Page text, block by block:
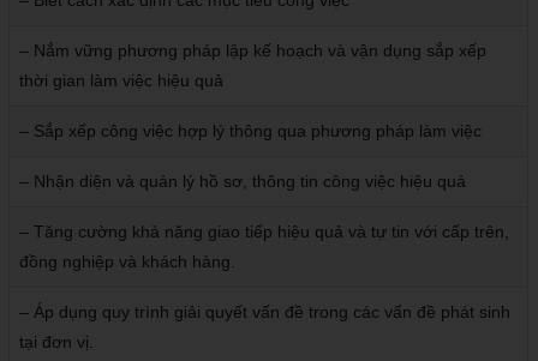
– Nắm vững phương pháp lập kế hoạch và vận dụng sắp xếp
thời gian làm việc hiệu quả
– Sắp xếp công việc hợp lý thông qua phương pháp làm việc
– Nhận diện và quản lý hồ sơ, thông tin công việc hiệu quả
– Tăng cường khả năng giao tiếp hiệu quả và tự tin với cấp trên,
đồng nghiệp và khách hàng.
– Áp dụng quy trình giải quyết vấn đề trong các vấn đề phát sinh
tại đơn vị.